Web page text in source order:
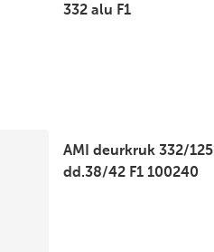
332 alu F1
AMI deurkruk 332/125
dd.38/42 F1 100240